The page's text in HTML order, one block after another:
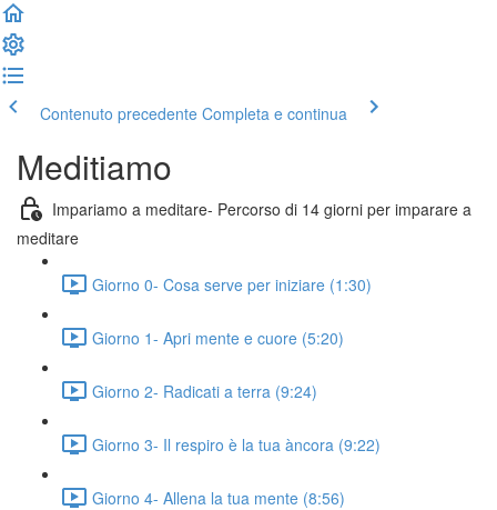
Contenuto precedente Completa e continua
Meditiamo
Impariamo a meditare- Percorso di 14 giorni per imparare a
meditare
Giorno 0- Cosa serve per iniziare (1:30)
Giorno 1- Apri mente e cuore (5:20)
Giorno 2- Radicati a terra (9:24)
Giorno 3- Il respiro è la tua àncora (9:22)
Giorno 4- Allena la tua mente (8:56)